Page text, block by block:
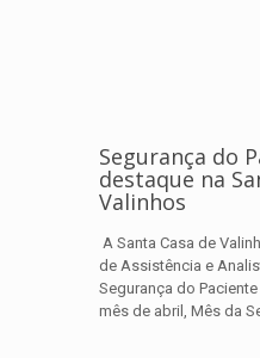
Segurança do
destaque na
Valinhos
A Santa Casa de
de Assistência e
Segurança do
mês de abril, Mês da